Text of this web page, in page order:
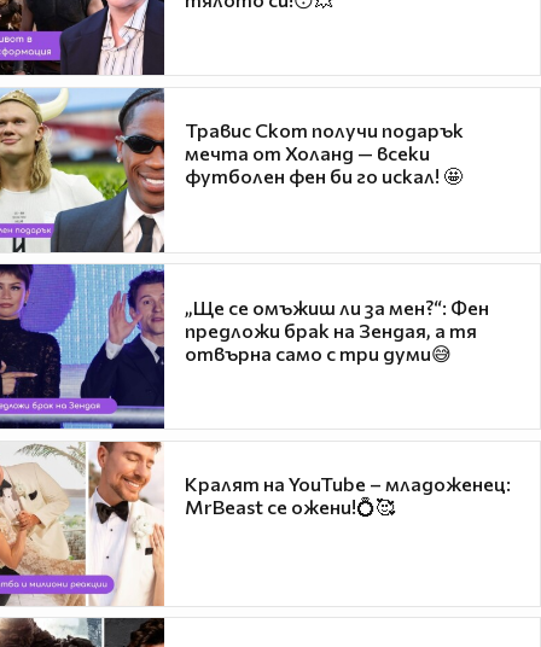
Травис Скот получи подарък
мечта от Холанд — всеки
футболен фен би го искал! 🤩
„Ще се омъжиш ли за мен?“: Фен
предложи брак на Зендая, а тя
отвърна само с три думи😅
Кралят на YouTube – младоженец:
MrBeast се ожени!💍🥰